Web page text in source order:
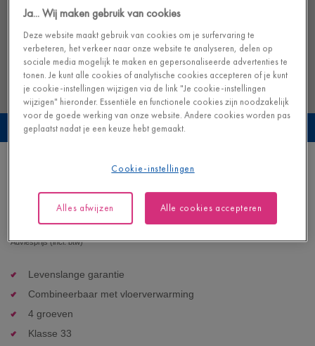
Bekijk deze vloer in je eigen interieur
VINYL - ORO |AVSTU40233
52,95 €/m²
Adviesprijs (incl. btw)
Levenslange garantie
Combineerbaar met vloerverwarming
4 groeven
Klasse 33
Ja... Wij maken gebruik van cookies
Deze website maakt gebruik van cookies om je surfervaring te
verbeteren, het verkeer naar onze website te analyseren, delen op
sociale media mogelijk te maken en gepersonaliseerde advertenties te
tonen. Je kunt alle cookies of analytische cookies accepteren of je kunt
je cookie-instellingen wijzigen via de link "Je cookie-instellingen
wijzigen" hieronder. Essentiële en functionele cookies zijn noodzakelijk
voor de goede werking van onze website. Andere cookies worden pas
geplaatst nadat je een keuze hebt gemaakt.
Cookie-instellingen
Alles afwijzen Alle cookies accepteren